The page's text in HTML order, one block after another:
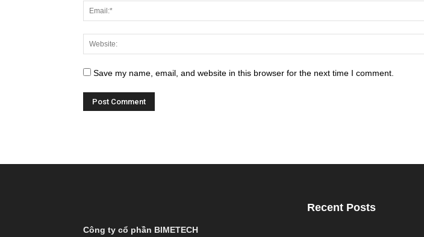
Save my name, email, and website in this browser for the next time I comment.
Công ty cổ phần BIMETECH
Recent Posts